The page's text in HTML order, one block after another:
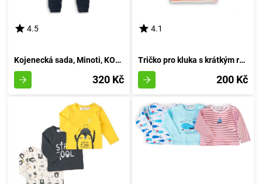
4.5
Kojenecká sada, Minoti, KOKOS 3, žluté - 86/92
320 Kč
4.1
Tričko pro kluka s krátkým rukávem, značky Minoti, model Crab 1, bílé barvy - velikost 92/98 | pro věk 2-3 let
200 Kč